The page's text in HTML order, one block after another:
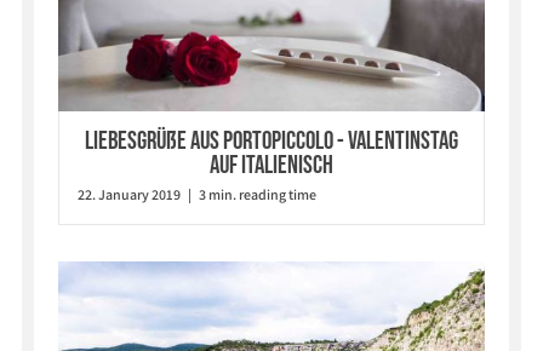
Liebesgrüße aus Portopiccolo - Valentinstag
auf Italienisch
22. January 2019 | 3 min. reading time